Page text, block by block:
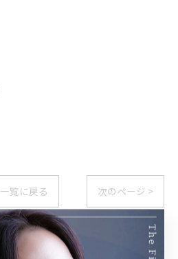
一覧に戻る 次のページ >
関連タグ